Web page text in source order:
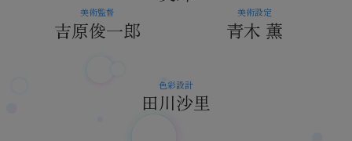
美術監督
吉原俊一郎
美術設定
青木 薫
色彩設計
田川沙里